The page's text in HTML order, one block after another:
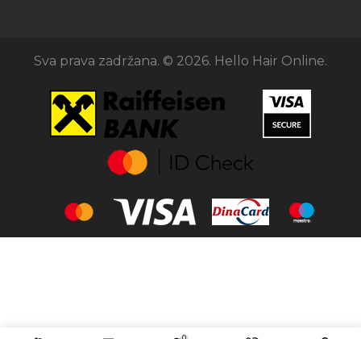
Sva prava zadržana. © 2026. Hello Hair Online.